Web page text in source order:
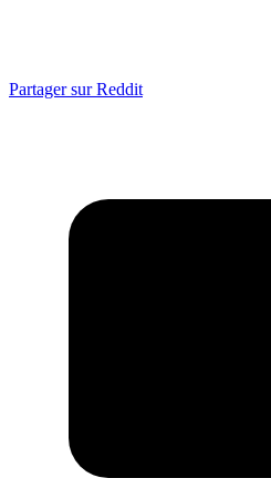
Partager sur Reddit